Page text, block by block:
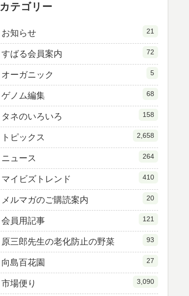
カテゴリー
お知らせ 21
すばる会員案内 72
オーガニック 5
ゲノム編集 68
タネのいろいろ 158
トピックス 2,658
ニュース 264
マイビズトレンド 410
メルマガのご購読案内 20
会員用記事 121
原三郎先生の老化防止の野菜 93
向島百花園 27
市場便り 3,090